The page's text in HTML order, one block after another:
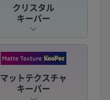
クリスタル
キーパー
マットテクスチャ
キーパー